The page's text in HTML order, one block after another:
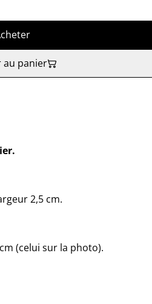
au panier
2,5 cm.
(celui sur la photo).